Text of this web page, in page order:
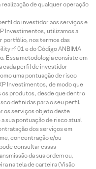
de qualquer operação
do investidor aos serviços e
Investimentos, utilizamos a
portfólio, nos termos das
nº 01 e do Código ANBIMA
Essa metodologia consiste em
cada perfil de investidor
uma pontuação de risco
Investimentos, de modo que
os produtos, desde que dentro
definidas para o seu perfil.
os serviços objeto deste
sua pontuação de risco atual
dos serviços em
concentração e/ou
consultar essas
da sua ordem ou,
na tela de carteira (Visão